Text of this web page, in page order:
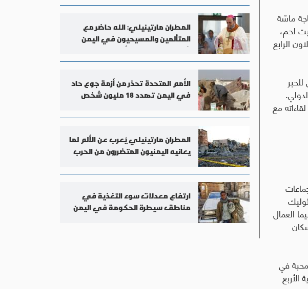
بحاجة ماسّة
لحم،
الرابع
مع
العمال
في
الأربع
المطران مارتينيلي: الله حاضر مع
المتألمين والمسيحيون في اليمن
شهود رجاء وسط الألم
الأمم المتحدة تحذر من أزمة جوع حاد
في اليمن تهدد 18 مليون شخص
المطران مارتينيلي يُعرب عن الألم لما
يعانيه اليمنيون المتضررون من الحرب
ارتفاع معدلات سوء التغذية في
مناطق سيطرة الحكومة في اليمن